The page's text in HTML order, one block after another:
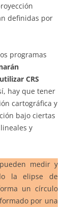
definidas por
programas
CRS
hay que tener
cartográfica y
bajo ciertas
y
medir y
la elipse de
un círculo
por una